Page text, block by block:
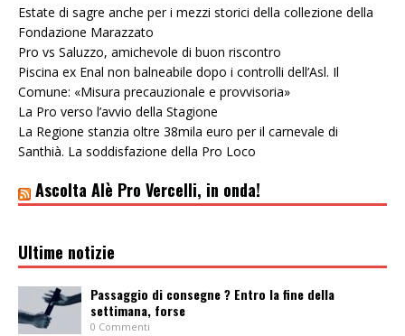
Estate di sagre anche per i mezzi storici della collezione della
Fondazione Marazzato
Pro vs Saluzzo, amichevole di buon riscontro
Piscina ex Enal non balneabile dopo i controlli dell’Asl. Il
Comune: «Misura precauzionale e provvisoria»
La Pro verso l’avvio della Stagione
La Regione stanzia oltre 38mila euro per il carnevale di
Santhià. La soddisfazione della Pro Loco
Ascolta Alè Pro Vercelli, in onda!
Ultime notizie
Passaggio di consegne ? Entro la fine della
settimana, forse
0 Commenti